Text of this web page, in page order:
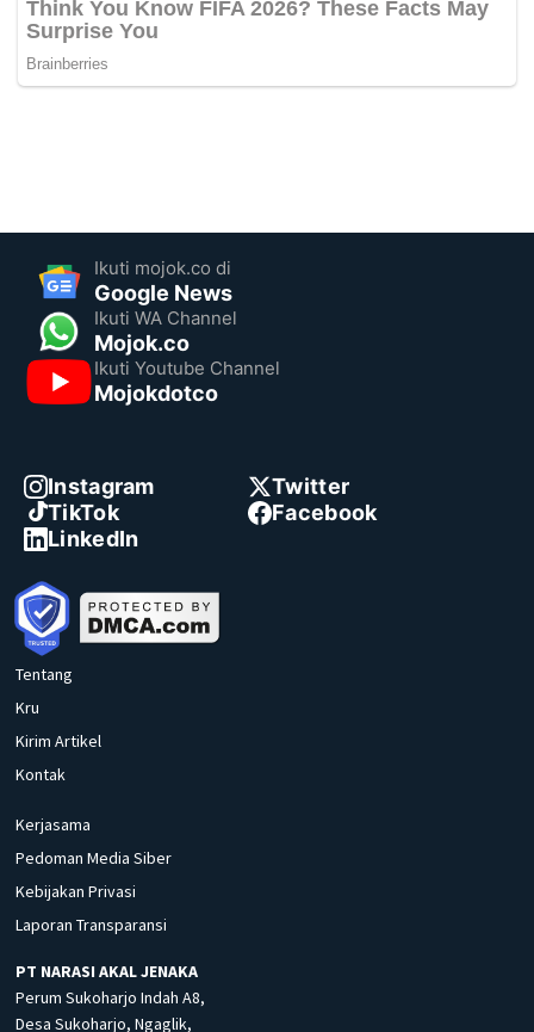
Ikuti mojok.co di
Google News
Ikuti WA Channel
Mojok.co
Ikuti Youtube Channel
Mojokdotco
Instagram
Twitter
TikTok
Facebook
LinkedIn
Tentang
Kru
Kirim Artikel
Kontak
Kerjasama
Pedoman Media Siber
Kebijakan Privasi
Laporan Transparansi
PT NARASI AKAL JENAKA
Perum Sukoharjo Indah A8,
Desa Sukoharjo, Ngaglik,